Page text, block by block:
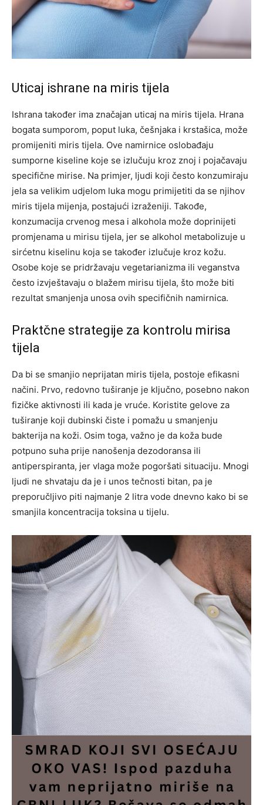
Uticaj ishrane na miris tijela
Ishrana također ima značajan uticaj na miris tijela. Hrana
bogata sumporom, poput luka, češnjaka i krstašica, može
promijeniti miris tijela. Ove namirnice oslobađaju
sumporne kiseline koje se izlučuju kroz znoj i pojačavaju
specifične mirise. Na primjer, ljudi koji često konzumiraju
jela sa velikim udjelom luka mogu primijetiti da se njihov
miris tijela mijenja, postajući izraženiji. Takođe,
konzumacija crvenog mesa i alkohola može doprinijeti
promjenama u mirisu tijela, jer se alkohol metabolizuje u
sirćetnu kiselinu koja se također izlučuje kroz kožu.
Osobe koje se pridržavaju vegetarianizma ili veganstva
često izvještavaju o blažem mirisu tijela, što može biti
rezultat smanjenja unosa ovih specifičnih namirnica.
Praktčne strategije za kontrolu mirisa
tijela
Da bi se smanjio neprijatan miris tijela, postoje efikasni
načini. Prvo, redovno tuširanje je ključno, posebno nakon
fizičke aktivnosti ili kada je vruće. Koristite gelove za
tuširanje koji dubinski čiste i pomažu u smanjenju
bakterija na koži. Osim toga, važno je da koža bude
potpuno suha prije nanošenja dezodoransa ili
antiperspiranta, jer vlaga može pogoršati situaciju. Mnogi
ljudi ne shvataju da je i unos tečnosti bitan, pa je
preporučljivo piti najmanje 2 litra vode dnevno kako bi se
smanjila koncentracija toksina u tijelu.